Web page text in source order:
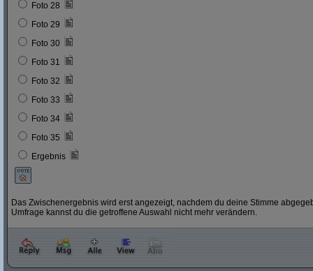
Foto 28
Foto 29
Foto 30
Foto 31
Foto 32
Foto 33
Foto 34
Foto 35
Ergebnis
Das Zwischenergebnis wird erst angezeigt, nachdem du deine Stimme
Umfrage kannst du die getroffene Auswahl nicht mehr verändern.